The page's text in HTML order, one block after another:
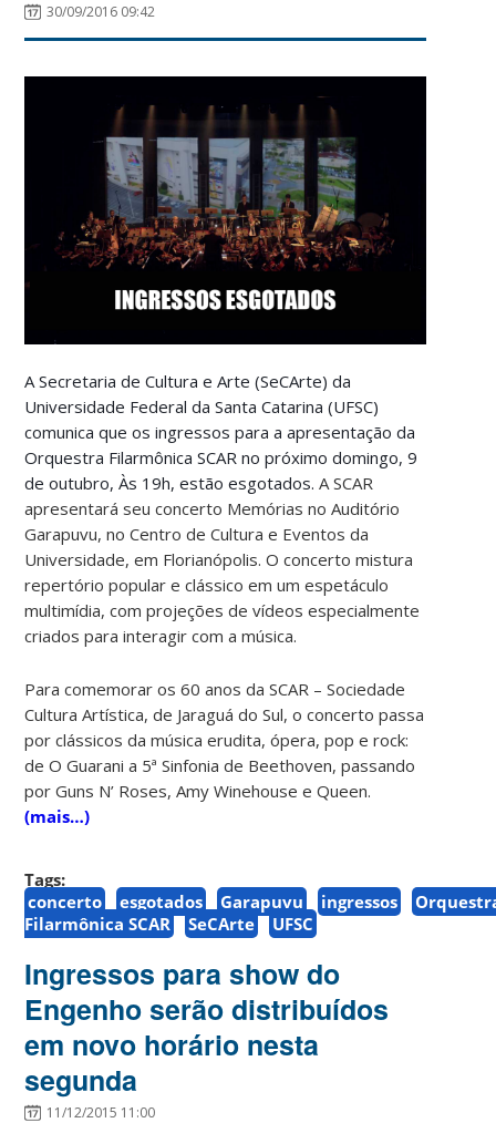
30/09/2016 09:42
A Secretaria de Cultura e Arte (SeCArte) da
Universidade Federal da Santa Catarina (UFSC)
comunica que os ingressos para a apresentação da
Orquestra Filarmônica SCAR no próximo domingo, 9
de outubro, Às 19h, estão esgotados.A SCAR
apresentará seu concerto Memórias no Auditório
Garapuvu, no Centro de Cultura e Eventos da
Universidade, em Florianópolis. O concerto mistura
repertório popular e clássico em um espetáculo
multimídia, com projeções de vídeos especialmente
criados para interagir com a música.
Para comemorar os 60 anos da SCAR – Sociedade
Cultura Artística, de Jaraguá do Sul, o concerto passa
por clássicos da música erudita, ópera, pop e rock:
de O Guarani a 5ª Sinfonia de Beethoven, passando
por Guns N’ Roses, Amy Winehouse e Queen.
(mais…)
Tags:
concerto
esgotados Garapuvu ingressos
Filarmônica SCAR
SeCArte UFSC
Ingressos para show do
Engenho serão distribuídos
em novo horário nesta
segunda
11/12/2015 11:00